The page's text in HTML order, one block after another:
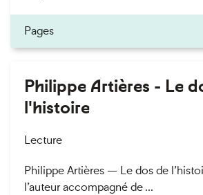
Pages
Philippe Artières - Le
l'histoire
Lecture
Philippe Artières — Le dos de
l’auteur accompagné de ...